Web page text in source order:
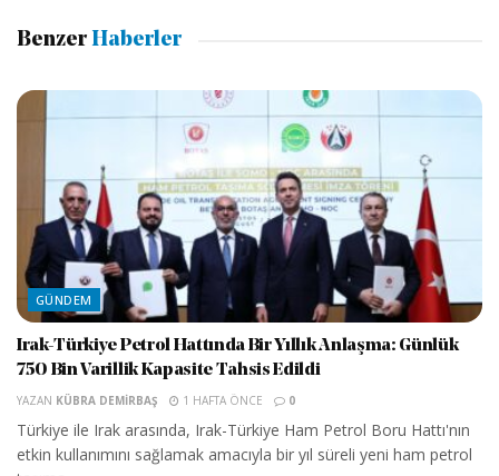
Benzer Haberler
GÜNDEM
Irak-Türkiye Petrol Hattında Bir Yıllık Anlaşma: Günlük
750 Bin Varillik Kapasite Tahsis Edildi
YAZAN KÜBRA DEMIRBAŞ 1 HAFTA ÖNCE 0
Türkiye ile Irak arasında, Irak-Türkiye Ham Petrol Boru Hattı'nın
etkin kullanımını sağlamak amacıyla bir yıl süreli yeni ham petrol